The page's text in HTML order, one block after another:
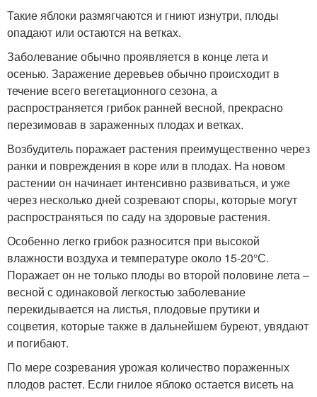
Такие яблоки размягчаются и гниют изнутри, плоды
опадают или остаются на ветках.
Заболевание обычно проявляется в конце лета и
осенью. Заражение деревьев обычно происходит в
течение всего вегетационного сезона, а
распространяется грибок ранней весной, прекрасно
перезимовав в зараженных плодах и ветках.
Возбудитель поражает растения преимущественно через
ранки и повреждения в коре или в плодах. На новом
растении он начинает интенсивно развиваться, и уже
через несколько дней созревают споры, которые могут
распространяться по саду на здоровые растения.
Особенно легко грибок разносится при высокой
влажности воздуха и температуре около 15-20°С.
Поражает он не только плоды во второй половине лета –
весной с одинаковой легкостью заболевание
перекидывается на листья, плодовые прутики и
соцветия, которые также в дальнейшем буреют, увядают
и погибают.
По мере созревания урожая количество пораженных
плодов растет. Если гнилое яблоко остается висеть на